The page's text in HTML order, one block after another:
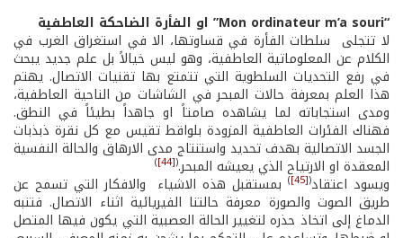
“Mon ordinateur m’a souri”
او الفأرة الضاحكة العاطفية
لا تتجلى سلطات الفأرة في قساوتها، الا في استغراق الغرب في
الكلام عن المعلوماتية العاطفية، وهو ليس خيالاً بل علم جديد يبحث
في رفع التحديات السلطوية التي تتمتع بها تقنيات الاتصال. يهتم
هذا العلم بمعرفة حالات المبحر في الشاشات من الناحية العاطفية،
ومدى استجاباته لما يشاهده صامتاً او جاهداً بطيئاً في النطق.
فهناك الفئرات العاطفية المزودة بلواقط تقيس مع كل نقرة ذبذبات
الجسد الاتصالية بهدف تحديد واستنتاج مدى الارهاق والحالة النفسية
المعقدة او الارتياح الذي يعيشه المبحر.(
[44]
)
ويسود اعتقاد(
[45]
)بمستقبل هذه الاشياء والافكار التي تسمح عن
طريق الصوت والصورة معرفة حالتنا الفيريائية اثناء الاتصال. فتنبه
الدماغ إلى اتخاذ حذره لتغيير الحالة العصبية التي يكون فيها المتصل